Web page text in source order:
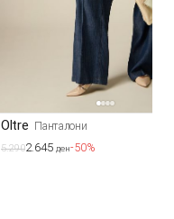
Oltre Панталони
5.2902.645 ден-50%